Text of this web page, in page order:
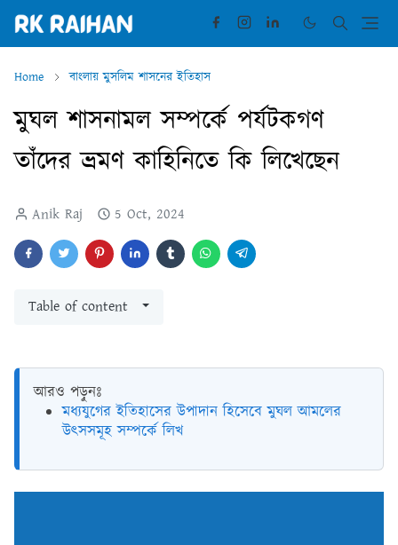
Home বাংলায় মুসলিম শাসনের ইতিহাস
মুঘল শাসনামল সম্পর্কে পর্যটকগণ
তাঁদের ভ্রমণ কাহিনিতে কি লিখেছেন
Anik Raj 5 Oct, 2024
Table of content
আরও পড়ুনঃ
মধ্যযুগের ইতিহাসের উপাদান হিসেবে মুঘল আমলের
উৎসসমূহ সম্পর্কে লিখ